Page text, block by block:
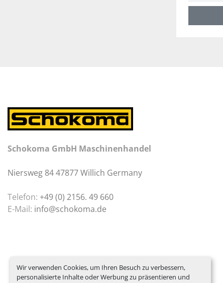
Wir verwenden Cookies, um Ihren Besuch zu verbessern,
personalisierte Inhalte oder Werbung zu präsentieren und
Schokoma GmbH Maschinenhandel
Niersweg 84 47877 Willich Germany
Telefon: +49 (0) 2156. 49 660
E-Mail: info@schokoma.de